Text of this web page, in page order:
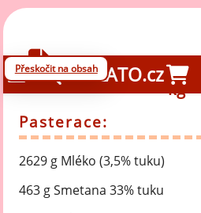
Přeskočit na obsahGELATO.cz
Zmrzlina Vanilka -
kg
Pasterace:
2629 g Mléko (3,5% tuku)
463 g Smetana 33% tuku